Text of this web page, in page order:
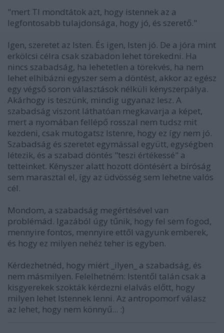
"mert TI mondtátok azt, hogy istennek az a
legfontosabb tulajdonsága, hogy jó, és szerető."
Igen, szeretet az Isten. És igen, Isten jó. De a jóra mint
erkölcsi célra csak szabadon lehet törekedni. Ha
nincs szabadság, ha lehetetlen a törekvés, ha nem
lehet elhibázni egyszer sem a döntést, akkor az egész
egy végső soron választások nélküli kényszerpálya.
Akárhogy is teszünk, mindig ugyanaz lesz. A
szabadság viszont láthatóan megkavarja a képet,
mert a nyomában fellépő rosszal nem tudsz mit
kezdeni, csak mutogatsz Istenre, hogy ez így nem jó.
Szabadság és szeretet egymással együtt, egységben
létezik, és a szabad döntés "teszi értékessé" a
tetteinket. Kényszer alatt hozott döntésért a bíróság
sem marasztal el, így az üdvösség sem lehetne valós
cél.
Mondom, a szabadság megértésével van
problémád. Igazából úgy tűnik, hogy fel sem fogod,
mennyire fontos, mennyire ettől vagyunk emberek,
és hogy ez milyen nehéz teher is egyben.
Kérdezhetnéd, hogy miért _ilyen_ a szabadság, és
nem másmilyen. Felelhetném: Istentől talán csak a
kisgyerekek szokták kérdezni elalvás előtt, hogy
milyen lehet Istennek lenni. Az antropomorf válasz
az lehet, hogy nem könnyű... :)